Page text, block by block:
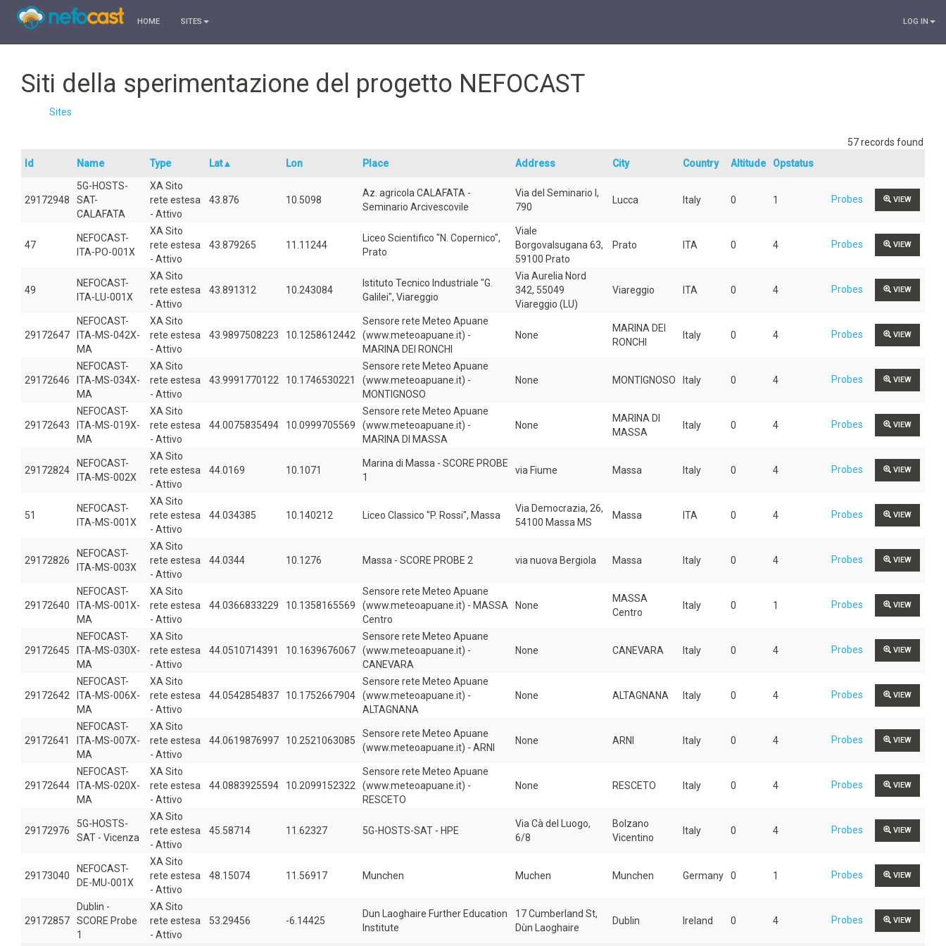
LOG IN
HOME SITES
Siti della sperimentazione del progetto NEFOCAST
Sites
57 records found
Id
Name Type Lat▲ Lon Place Address City Country Altitude Opstatus
29172948
5G-HOSTS-
SAT-
CALAFATA
XA Sito
rete estesa
- Attivo
43.876 10.5098
Az. agricola CALAFATA -
Seminario Arcivescovile
Via del Seminario I,
790
Lucca Italy 0 1 Probes VIEW
47
NEFOCAST-
ITA-PO-001X
XA Sito
rete estesa
- Attivo
43.879265 11.11244
Liceo Scientifico "N. Copernico",
Prato
Viale
Borgovalsugana 63,
59100 Prato
Prato ITA 0 4 Probes VIEW
49
NEFOCAST-
ITA-LU-001X
XA Sito
rete estesa
- Attivo
43.891312 10.243084
Istituto Tecnico Industriale "G.
Galilei", Viareggio
Via Aurelia Nord
342, 55049
Viareggio (LU)
Viareggio ITA 0 4 Probes VIEW
29172647
NEFOCAST-
ITA-MS-042X-
MA
XA Sito
rete estesa
- Attivo
43.9897508223 10.1258612442
Sensore rete Meteo Apuane
(www.meteoapuane.it) -
MARINA DEI RONCHI
None
MARINA DEI
RONCHI
Italy 0 4 Probes VIEW
29172646
NEFOCAST-
ITA-MS-034X-
MA
XA Sito
rete estesa
- Attivo
43.9991770122 10.1746530221
Sensore rete Meteo Apuane
(www.meteoapuane.it) -
MONTIGNOSO
None MONTIGNOSO Italy 0 4 Probes VIEW
29172643
NEFOCAST-
ITA-MS-019X-
MA
XA Sito
rete estesa
- Attivo
44.0075835494 10.0999705569
Sensore rete Meteo Apuane
(www.meteoapuane.it) -
MARINA DI MASSA
None
MARINA DI
MASSA
Italy 0 4 Probes VIEW
29172824
NEFOCAST-
ITA-MS-002X
XA Sito
rete estesa
- Attivo
44.0169 10.1071
Marina di Massa - SCORE PROBE
1
via Fiume Massa Italy 0 4 Probes VIEW
51
NEFOCAST-
ITA-MS-001X
XA Sito
rete estesa
- Attivo
44.034385 10.140212 Liceo Classico "P. Rossi", Massa
Via Democrazia, 26,
54100 Massa MS
Massa ITA 0 4 Probes VIEW
29172826
NEFOCAST-
ITA-MS-003X
XA Sito
rete estesa
- Attivo
44.0344 10.1276 Massa - SCORE PROBE 2 via nuova Bergiola Massa Italy 0 4 Probes VIEW
29172640
NEFOCAST-
ITA-MS-001X-
MA
XA Sito
rete estesa
- Attivo
44.0366833229 10.1358165569
Sensore rete Meteo Apuane
(www.meteoapuane.it) - MASSA
Centro
None
MASSA
Centro
Italy 0 1 Probes VIEW
29172645
NEFOCAST-
ITA-MS-030X-
MA
XA Sito
rete estesa
- Attivo
44.0510714391 10.1639676067
Sensore rete Meteo Apuane
(www.meteoapuane.it) -
CANEVARA
None CANEVARA Italy 0 4 Probes VIEW
29172642
NEFOCAST-
ITA-MS-006X-
MA
XA Sito
rete estesa
- Attivo
44.0542854837 10.1752667904
Sensore rete Meteo Apuane
(www.meteoapuane.it) -
ALTAGNANA
None ALTAGNANA Italy 0 4 Probes VIEW
29172641
NEFOCAST-
ITA-MS-007X-
MA
XA Sito
rete estesa
- Attivo
44.0619876997 10.2521063085
Sensore rete Meteo Apuane
(www.meteoapuane.it) - ARNI
None ARNI Italy 0 4 Probes VIEW
29172644
NEFOCAST-
ITA-MS-020X-
MA
XA Sito
rete estesa
- Attivo
44.0883925594 10.2099152322
Sensore rete Meteo Apuane
(www.meteoapuane.it) -
RESCETO
None RESCETO Italy 0 4 Probes VIEW
29172976
5G-HOSTS-
SAT - Vicenza
XA Sito
rete estesa
- Attivo
45.58714 11.62327 5G-HOSTS-SAT - HPE
Via Cà del Luogo,
6/8
Bolzano
Vicentino
Italy 0 4 Probes VIEW
29173040
NEFOCAST-
DE-MU-001X
XA Sito
rete estesa
- Attivo
48.15074 11.56917 Munchen Muchen Munchen Germany 0 1 Probes VIEW
29172857
Dublin -
SCORE Probe
1
XA Sito
rete estesa
- Attivo
53.29456 -6.14425
Dun Laoghaire Further Education
Institute
17 Cumberland St,
Dùn Laoghaire
Dublin Ireland 0 4 Probes VIEW